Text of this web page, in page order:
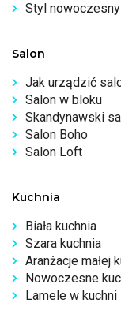
Styl nowoczesny
Salon
Jak urządzić
Salon w bloku
Skandynawski
Salon Boho
Salon Loft
Kuchnia
Biała kuchnia
Szara kuchnia
Aranżacje małej
Nowoczesne
Lamele w kuchni